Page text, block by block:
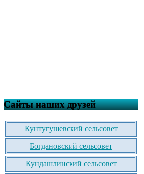
Сайты наших друзей
Кунтугушевский сельсовет
Богдановский сельсовет
Кундашлинский сельсовет